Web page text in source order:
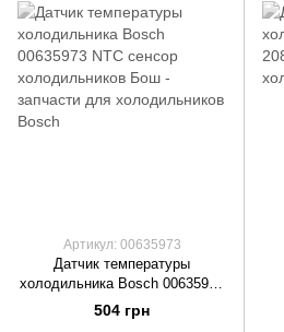
Артикул: 00635973
Датчик температуры
холодильника Bosch 00635973
NTC сенсор холодильников
Бош
504 грн